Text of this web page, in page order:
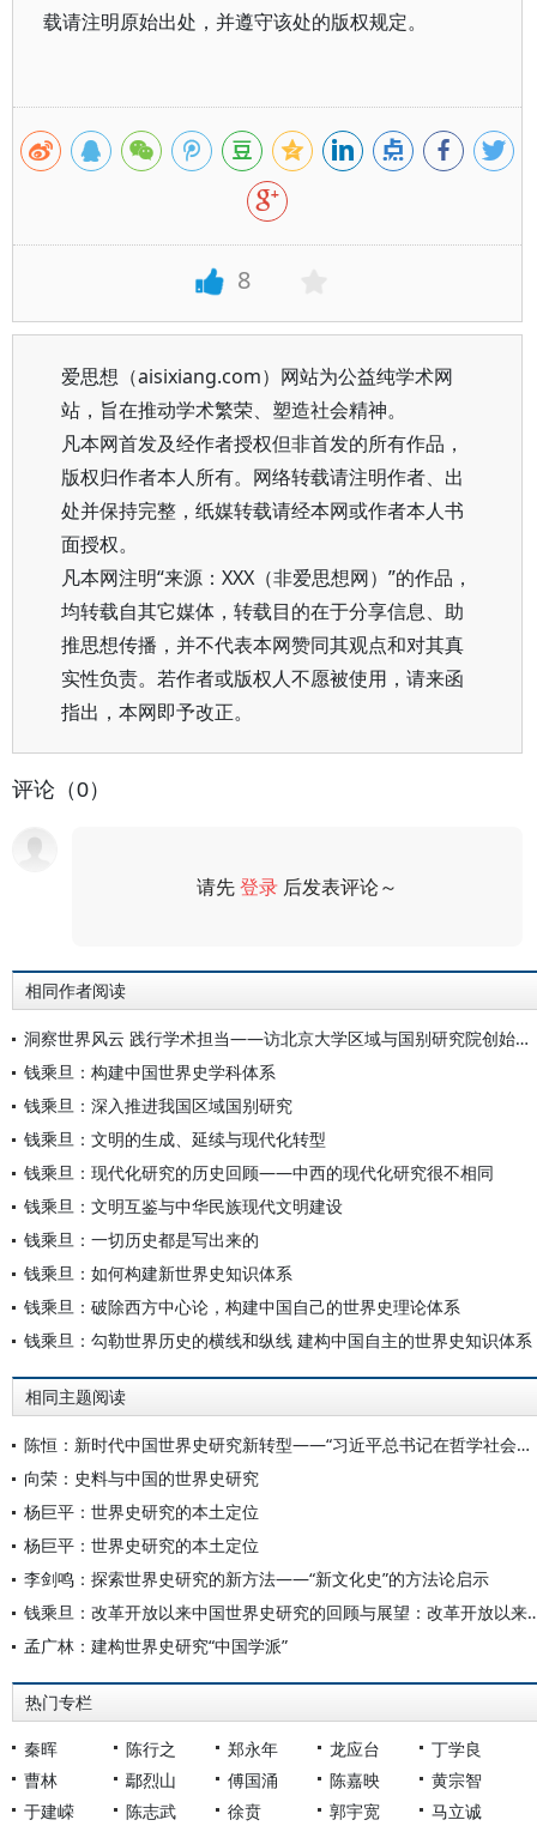
载请注明原始出处，并遵守该处的版权规定。
8
爱思想（aisixiang.com）网站为公益纯学术网
站，旨在推动学术繁荣、塑造社会精神。
凡本网首发及经作者授权但非首发的所有作品，
版权归作者本人所有。网络转载请注明作者、出
处并保持完整，纸媒转载请经本网或作者本人书
面授权。
凡本网注明“来源：XXX（非爱思想网）”的作品，
均转载自其它媒体，转载目的在于分享信息、助
推思想传播，并不代表本网赞同其观点和对其真
实性负责。若作者或版权人不愿被使用，请来函
指出，本网即予改正。
评论（0）
请先登录 后发表评论～
相同作者阅读
洞察世界风云 践行学术担当——访北京大学区域与国别研究院创始院长钱乘旦
钱乘旦：构建中国世界史学科体系
钱乘旦：深入推进我国区域国别研究
钱乘旦：文明的生成、延续与现代化转型
钱乘旦：现代化研究的历史回顾——中西的现代化研究很不相同
钱乘旦：文明互鉴与中华民族现代文明建设
钱乘旦：一切历史都是写出来的
钱乘旦：如何构建新世界史知识体系
钱乘旦：破除西方中心论，构建中国自己的世界史理论体系
钱乘旦：勾勒世界历史的横线和纵线 建构中国自主的世界史知识体系
相同主题阅读
陈恒：新时代中国世界史研究新转型——“习近平总书记在哲学社会科学工作座谈会发表重要讲话十周年”笔谈（四）
向荣：史料与中国的世界史研究
杨巨平：世界史研究的本土定位
杨巨平：世界史研究的本土定位
李剑鸣：探索世界史研究的新方法——“新文化史”的方法论启示
钱乘旦：改革开放以来中国世界
孟广林：建构世界史研究“中国学派”
热门专栏
秦晖 陈行之 郑永年 龙应台
丁学良
曹林
鄢烈山 傅国涌 陈嘉映
黄宗智
于建嵘
陈志武 徐贲 郭宇宽
马立诚